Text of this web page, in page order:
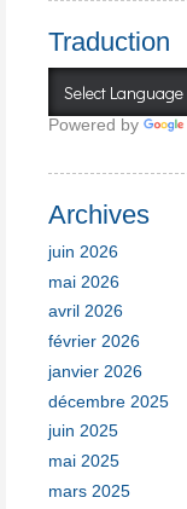
Traduction
Powered by
Archives
juin 2026
mai 2026
avril 2026
février 2026
janvier 2026
décembre 2025
juin 2025
mai 2025
mars 2025